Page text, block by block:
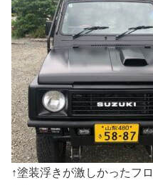
↑塗装浮きが激しかったフ